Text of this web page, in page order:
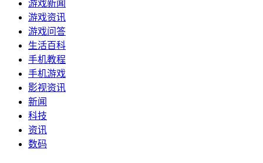
游戏新闻
游戏资讯
游戏问答
生活百科
手机教程
手机游戏
影视资讯
新闻
科技
资讯
数码